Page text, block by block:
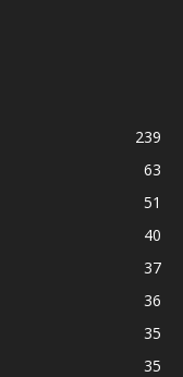
239
63
51
40
37
36
35
35